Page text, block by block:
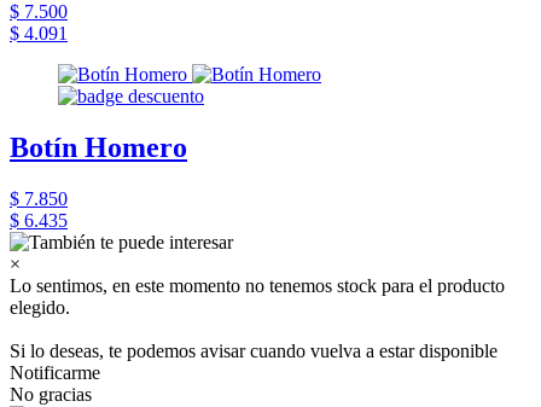
$ 7.500
$ 4.091
Botín Homero
$ 7.850
$ 6.435
×
Lo sentimos, en este momento no tenemos stock para el producto
elegido.
Si lo deseas, te podemos avisar cuando vuelva a estar disponible
Notificarme
No gracias